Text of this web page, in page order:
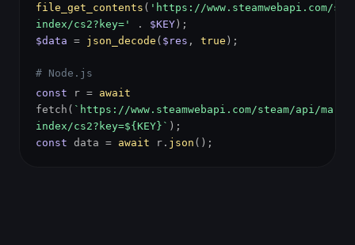
file_get_contents ( 'https://www.steamwebapi.com/
index/cs2?key='
. $KEY );
$data = json_decode ( $res , true );
# Node.js
const r = await
fetch( `https://www.steamwebapi.com/steam/api/
index/cs2?key=${KEY}` );
const data = await r. json ();